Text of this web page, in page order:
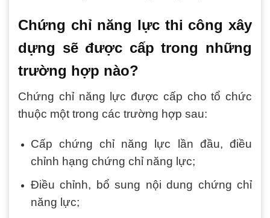
Chứng chỉ năng lực thi công xây
dựng sẽ được cấp trong những
trường hợp nào?
Chứng chỉ năng lực được cấp cho tổ chức
thuộc một trong các trường hợp sau:
Cấp chứng chỉ năng lực lần đầu, điều
chỉnh hạng chứng chỉ năng lực;
Điều chỉnh, bổ sung nội dung chứng chỉ
năng lực;